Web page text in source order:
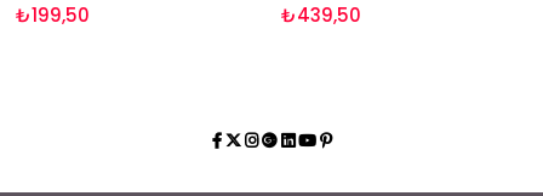
₺199,50 ₺439,50